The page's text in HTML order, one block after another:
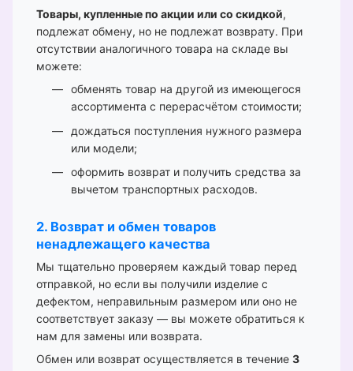
Товары, купленные по акции или со скидкой,
подлежат обмену, но не подлежат возврату. При
отсутствии аналогичного товара на складе вы
можете:
обменять товар на другой из имеющегося
ассортимента с перерасчётом стоимости;
дождаться поступления нужного размера
или модели;
оформить возврат и получить средства за
вычетом транспортных расходов.
2. Возврат и обмен товаров
ненадлежащего качества
Мы тщательно проверяем каждый товар перед
отправкой, но если вы получили изделие с
дефектом, неправильным размером или оно не
соответствует заказу — вы можете обратиться к
нам для замены или возврата.
Обмен или возврат осуществляется в течение 3